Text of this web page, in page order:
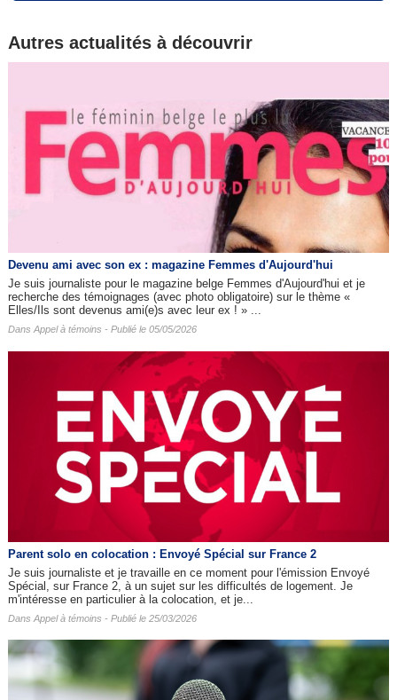
Autres actualités à découvrir
Devenu ami avec son ex : magazine Femmes d'Aujourd'hui
Je suis journaliste pour le magazine belge Femmes d'Aujourd'hui et je
recherche des témoignages (avec photo obligatoire) sur le thème «
Elles/Ils sont devenus ami(e)s avec leur ex ! » ...
Dans Appel à témoins - Publié le 05/05/2026
Parent solo en colocation : Envoyé Spécial sur France 2
Je suis journaliste et je travaille en ce moment pour l'émission Envoyé
Spécial, sur France 2, à un sujet sur les difficultés de logement. Je
m'intéresse en particulier à la colocation, et je...
Dans Appel à témoins - Publié le 25/03/2026